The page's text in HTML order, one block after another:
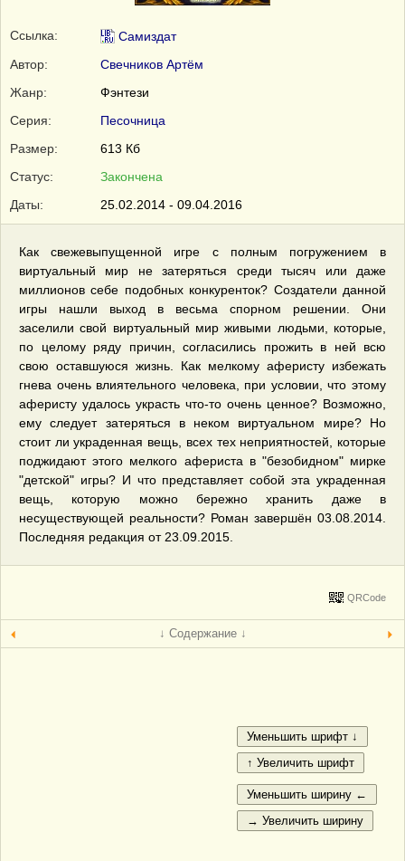
Ссылка:
Самиздат
Автор:
Свечников Артём
Жанр:
Фэнтези
Серия:
Песочница
Размер:
613 Кб
Статус:
Закончена
Даты:
25.02.2014 - 09.04.2016
Как свежевыпущенной игре с полным погружением в
виртуальный мир не затеряться среди тысяч или даже
миллионов себе подобных конкуренток? Создатели данной
игры нашли выход в весьма спорном решении. Они
заселили свой виртуальный мир живыми людьми, которые,
по целому ряду причин, согласились прожить в ней всю
свою оставшуюся жизнь. Как мелкому аферисту избежать
гнева очень влиятельного человека, при условии, что этому
аферисту удалось украсть что-то очень ценное? Возможно,
ему следует затеряться в неком виртуальном мире? Но
стоит ли украденная вещь, всех тех неприятностей, которые
поджидают этого мелкого афериста в "безобидном" мирке
"детской" игры? И что представляет собой эта украденная
вещь, которую можно бережно хранить даже в
несуществующей реальности? Роман завершён 03.08.2014.
Последняя редакция от 23.09.2015.
QRCode
↓ Содержание ↓